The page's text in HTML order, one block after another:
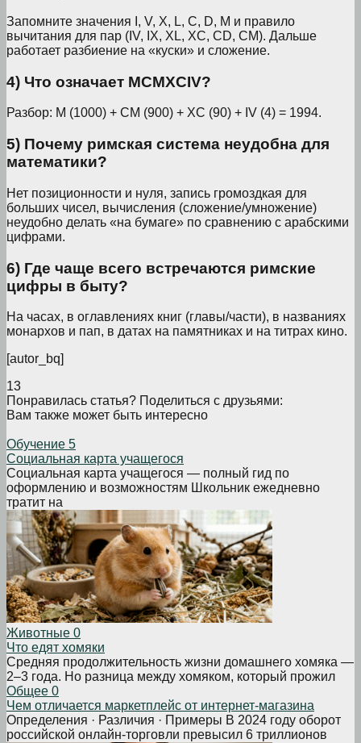
Запомните значения I, V, X, L, C, D, M и правило
вычитания для пар (IV, IX, XL, XC, CD, CM). Дальше
работает разбиение на «куски» и сложение.
4) Что означает MCMXCIV?
Разбор: M (1000) + CM (900) + XC (90) + IV (4) = 1994.
5) Почему римская система неудобна для
математики?
Нет позиционности и нуля, запись громоздкая для
больших чисел, вычисления (сложение/умножение)
неудобно делать «на бумаге» по сравнению с арабскими
цифрами.
6) Где чаще всего встречаются римские
цифры в быту?
На часах, в оглавлениях книг (главы/части), в названиях
монархов и пап, в датах на памятниках и на титрах кино.
[autor_bq]
13
Понравилась статья? Поделиться с друзьями:
Вам также может быть интересно
Обучение 5
Социальная карта учащегося
Социальная карта учащегося — полный гид по
оформлению и возможностям Школьник ежедневно
тратит на
Животные 0
Что едят хомяки
Средняя продолжительность жизни домашнего хомяка —
2–3 года. Но разница между хомяком, который прожил
Общее 0
Чем отличается маркетплейс от интернет-магазина
Определения · Различия · Примеры В 2024 году оборот
российской онлайн-торговли превысил 6 триллионов